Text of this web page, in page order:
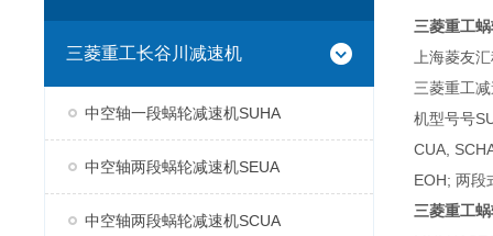
三菱重工长谷川减速机
中空轴一段蜗轮减速机SUHA
中空轴两段蜗轮减速机SEUA
中空轴两段蜗轮减速机SCUA
三菱重工
上海菱友
三菱重工
机型号号
CUA,
EOH; 两段
三菱重工